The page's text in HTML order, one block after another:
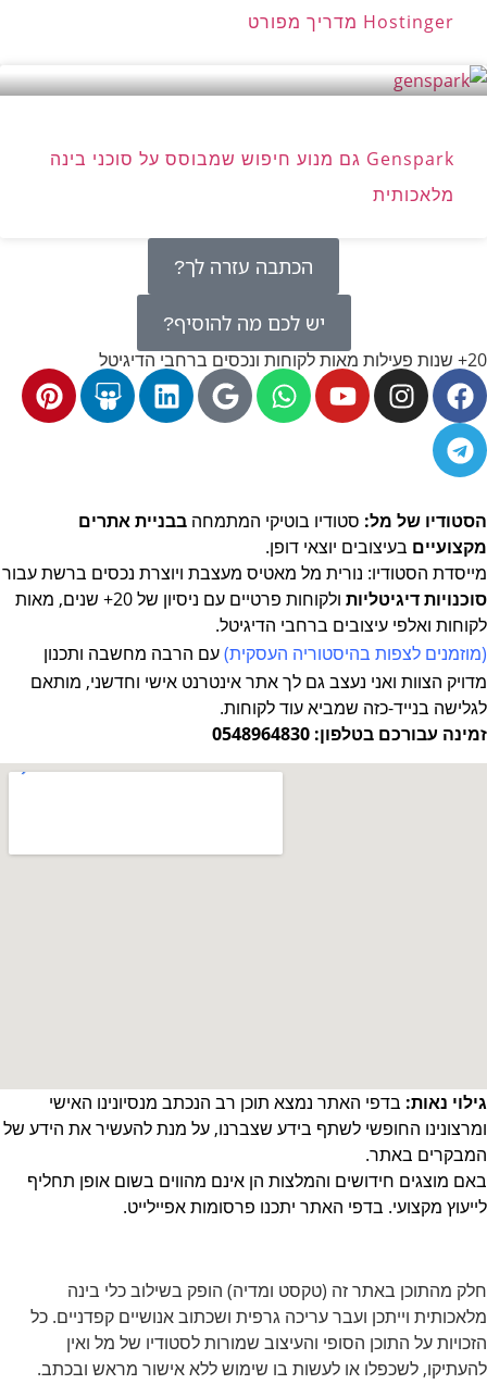
Hostinger מדריך מפורט
Genspark גם מנוע חיפוש שמבוסס על סוכני בינה
מלאכותית
הכתבה עזרה לך?
יש לכם מה להוסיף?
20+ שנות פעילות מאות לקוחות ונכסים ברחבי הדיגיטל
הסטודיו של מל: סטודיו בוטיקי המתמחה בבניית אתרים
מקצועיים בעיצובים יוצאי דופן.
מייסדת הסטודיו: נורית מל מאטיס מעצבת ויוצרת נכסים ברשתעבור
סוכנויות דיגיטליות
ולקוחות פרטיים עם ניסיון של 20+ שנים, מאות
לקוחות ואלפי עיצובים ברחבי הדיגיטל.
(מוזמנים לצפות בהיסטוריה העסקית)עם הרבה מחשבה ותכנון
מדויק הצוות ואני נעצב גם לך אתר אינטרנט אישי וחדשני, מותאם
לגלישה בנייד-כזה שמביא עוד לקוחות.
זמינה עבורכם בטלפון: 0548964830
גילוי נאות: בדפי האתר נמצא תוכן רב הנכתב מנסיונינו האישי
ומרצונינו החופשי לשתף בידע שצברנו, על מנת להעשיר את הידע של
המבקרים באתר.
באם מוצגים חידושים והמלצות הן אינם מהווים בשום אופן תחליף
לייעוץ מקצועי. בדפי האתר יתכנו פרסומות אפיילייט.
חלק מהתוכן באתר זה (טקסט ומדיה) הופק בשילוב כלי בינה
מלאכותית וייתכן ועבר עריכה גרפית ושכתוב אנושיים קפדניים. כל
הזכויות על התוכן הסופי והעיצוב שמורות לסטודיו של מל ואין
להעתיקו, לשכפלו או לעשות בו שימוש ללא אישור מראש ובכתב.